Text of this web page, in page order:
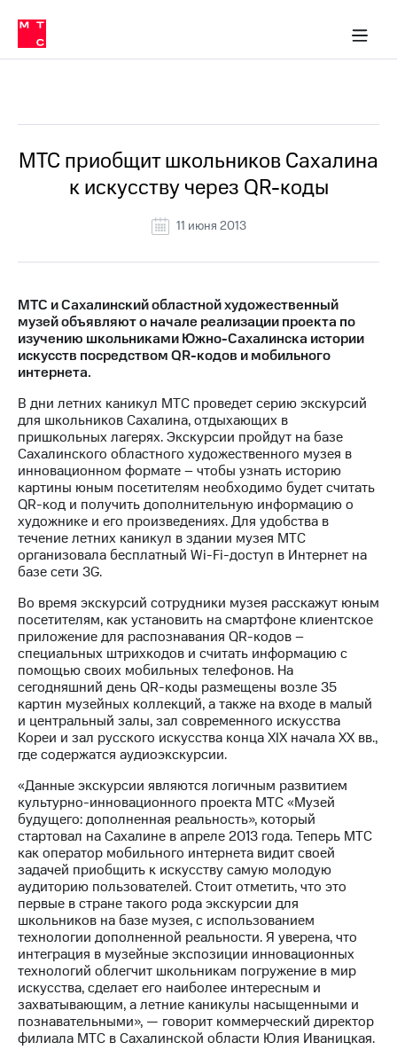
Медиа-центр
и акционерам
Устойчивое развитие
Комплаенс и деловая этика
компании
Карьера
История
компании
Руководство
Контакты
Медиа-центр
Пресс-
МТС
о технологиях
Достижения
Интервью
Финансовая
отчетность
Новости
в
регионе
и акционерам
Корпоративное
управление
Корпоративный
секретарь
Раскрытие
информации
Информация
акционерам
Документы
ПАО
"МТС"
Собрания
акционеров
Личный
кабинет
акционера
Акционерный
капитал
Контроль
в МТС
Пресс-
релизы
о технологиях
МТС приобщит школьников Сахалина
к искусству через QR-коды
11 июня 2013
МТС и Сахалинский областной художественный
музей объявляют о начале реализации проекта по
изучению школьниками Южно-Сахалинска истории
искусств посредством QR-кодов и мобильного
интернета.
В дни летних каникул МТС проведет серию экскурсий
для школьников Сахалина, отдыхающих в
пришкольных лагерях. Экскурсии пройдут на базе
Сахалинского областного художественного музея в
инновационном формате – чтобы узнать историю
картины юным посетителям необходимо будет считать
QR-код и получить дополнительную информацию о
художнике и его произведениях. Для удобства в
течение летних каникул в здании музея МТС
организовала бесплатный Wi-Fi-доступ в Интернет на
базе сети 3G.
Во время экскурсий сотрудники музея расскажут юным
посетителям, как установить на смартфоне клиентское
приложение для распознавания QR-кодов –
специальных штрихкодов и считать информацию с
помощью своих мобильных телефонов. На
сегодняшний день QR-коды размещены возле 35
картин музейных коллекций, а также на входе в малый
и центральный залы, зал современного искусства
Кореи и зал русского искусства конца XIX начала XX вв.,
где содержатся аудиоэкскурсии.
«Данные экскурсии являются логичным развитием
культурно-инновационного проекта МТС «Музей
будущего: дополненная реальность», который
стартовал на Сахалине в апреле 2013 года. Теперь МТС
как оператор мобильного интернета видит своей
задачей приобщить к искусству самую молодую
аудиторию пользователей. Стоит отметить, что это
первые в стране такого рода экскурсии для
школьников на базе музея, с использованием
технологии дополненной реальности. Я уверена, что
интеграция в музейные экспозиции инновационных
технологий облегчит школьникам погружение в мир
искусства, сделает его наиболее интересным и
захватывающим, а летние каникулы насыщенными и
познавательными», — говорит коммерческий директор
филиала МТС в Сахалинской области Юлия Иваницкая.